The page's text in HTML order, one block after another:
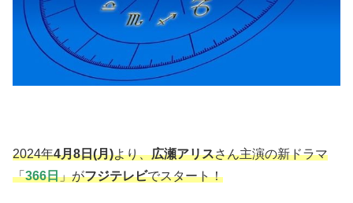
2024年4月8日(月)より、広瀬アリスさん主演の新ドラマ
「366日」がフジテレビでスタート！